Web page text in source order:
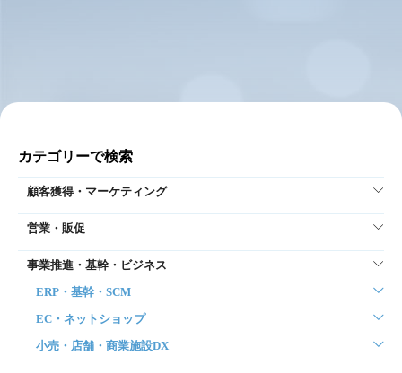
カテゴリーで検索
顧客獲得・マーケティング
営業・販促
事業推進・基幹・ビジネス
ERP・基幹・SCM
EC・ネットショップ
小売・店舗・商業施設DX